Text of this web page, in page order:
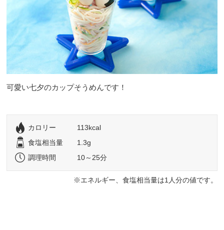
可愛い七夕のカップそうめんです！
カロリー
113kcal
食塩相当量
1.3g
調理時間
10～25分
エネルギー、食塩相当量は1人分の値です。